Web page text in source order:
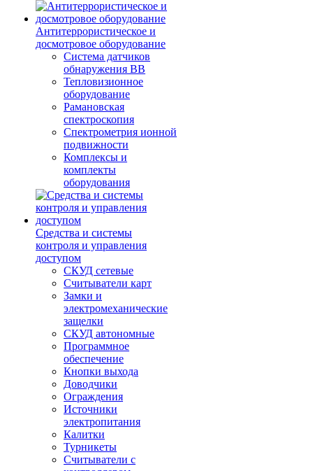
Антитеррористическое и
досмотровое оборудование
Cистема датчиков
обнаружения ВВ
Тепловизионное
оборудование
Рамановская
спектроскопия
Спектрометрия ионной
подвижности
Комплексы и
комплекты
оборудования
Средства и системы
контроля и управления
доступом
СКУД сетевые
Считыватели карт
Замки и
электромеханические
защелки
СКУД автономные
Программное
обеспечение
Кнопки выхода
Доводчики
Ограждения
Источники
электропитания
Калитки
Турникеты
Считыватели с